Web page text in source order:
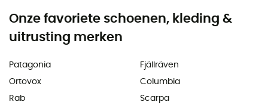
Onze favoriete schoenen, kleding &
uitrusting merken
Patagonia
Ortovox
Rab
Fjällräven
Columbia
Scarpa